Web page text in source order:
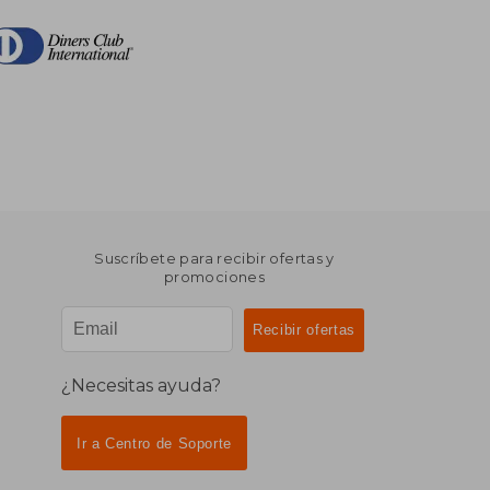
Suscríbete para recibir ofertas y
promociones
¿Necesitas ayuda?
Ir a Centro de Soporte